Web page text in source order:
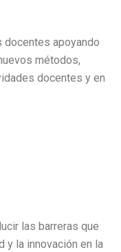
apoyando
métodos,
docentes y en
las barreras que
y la innovación en la